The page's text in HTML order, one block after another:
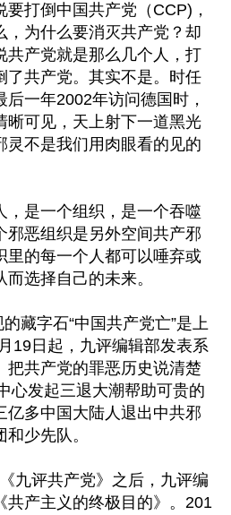
打倒中国共产党（CCP)，
，为什么要消灭共产党？却
共产党就是那么几个人，打
了共产党。其实不是。时任
后一年2002年访问德国时，
晰可见，天上射下一道黑光
灵不是我们用肉眼看的见的
，是一个组织，是一个吞噬
邪恶组织是另外空间共产邪
里的每一个人都可以唾弃或
选择自己的未来。
藏字石“中国共产党亡”是上
19日起，九评编辑部发表系
把共产党的罪恶历史说清楚
心发起三退大潮帮助可贵的
亿多中国大陆人退出中共邪
少先队。
九评共产党》之后，九评编
共产主义的终极目的》。201